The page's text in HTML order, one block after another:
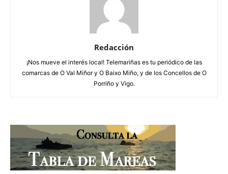
Redacción
¡Nos mueve el interés local! Telemariñas es tu periódico de las
comarcas de O Val Miñor y O Baixo Miño, y de los Concellos de O
Porriño y Vigo.